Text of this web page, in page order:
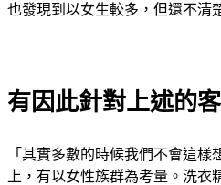
也發現到以女生較多，但還不清
有因此針對上述的
「其實多數的時候我們不會這
上，有以女性族群為考量。洗